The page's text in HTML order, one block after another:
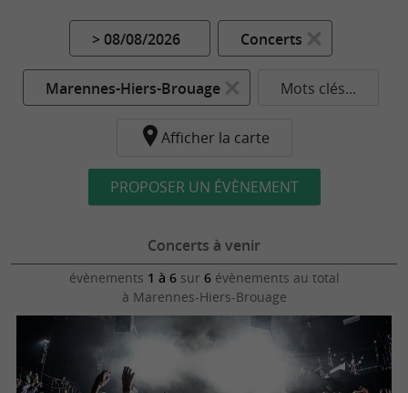
> 08/08/2026 Concerts
Marennes-Hiers-Brouage Mots clés...
Afficher la carte
PROPOSER UN ÉVÈNEMENT
Concerts à venir
évènements 1 à 6sur 6évènements au total
à Marennes-Hiers-Brouage